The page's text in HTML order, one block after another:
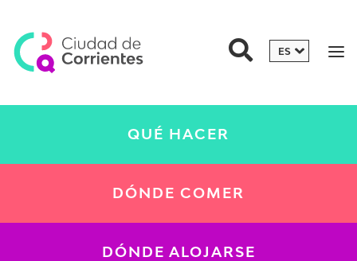
QUÉ HACER
DÓNDE COMER
DÓNDE ALOJARSE